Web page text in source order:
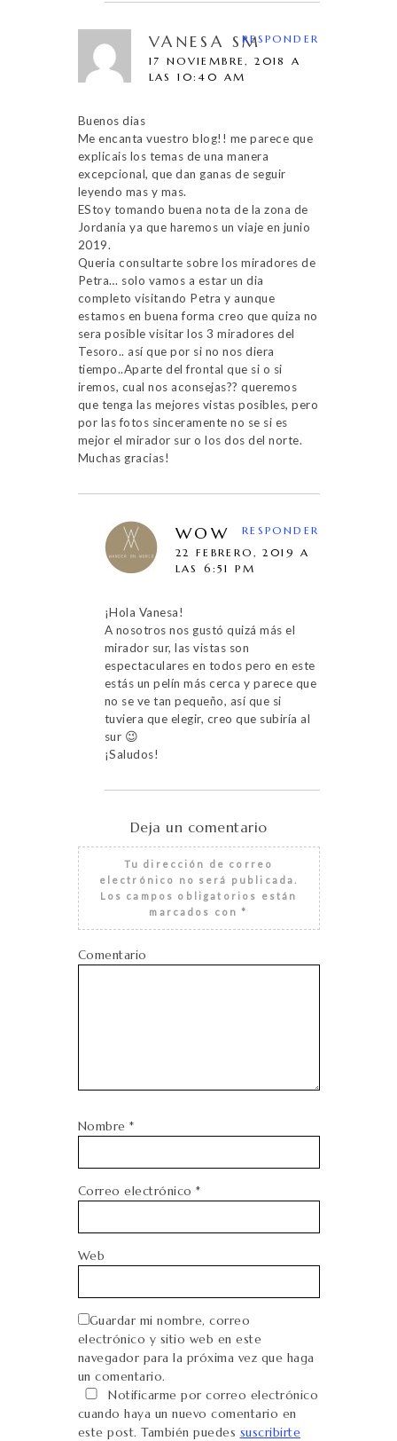
VANESA SM
17 NOVIEMBRE, 2018 A
LAS 10:40 AM
Buenos dias
Me encanta vuestro blog!! me parece que
explicais los temas de una manera
excepcional, que dan ganas de seguir
leyendo mas y mas.
EStoy tomando buena nota de la zona de
Jordania ya que haremos un viaje en junio
2019.
Queria consultarte sobre los miradores de
Petra… solo vamos a estar un dia
completo visitando Petra y aunque
estamos en buena forma creo que quiza no
sera posible visitar los 3 miradores del
Tesoro.. así que por si no nos diera
tiempo..Aparte del frontal que si o si
iremos, cual nos aconsejas?? queremos
que tenga las mejores vistas posibles, pero
por las fotos sinceramente no se si es
mejor el mirador sur o los dos del norte.
Muchas gracias!
RESPONDER
WOW
22 FEBRERO, 2019 A
LAS 6:51 PM
¡Hola Vanesa!
A nosotros nos gustó quizá más el
mirador sur, las vistas son
espectaculares en todos pero en este
estás un pelín más cerca y parece que
no se ve tan pequeño, así que si
tuviera que elegir, creo que subiría al
sur 😉
¡Saludos!
RESPONDER
Deja un comentario
Tu dirección de correo
electrónico no será publicada.
Los campos obligatorios están
marcados con *
Comentario
Nombre *
Correo electrónico *
Web
Guardar mi nombre, correo
electrónico y sitio web en este
navegador para la próxima vez que haga
un comentario.
Notificarme por correo electrónico
cuando haya un nuevo comentario en
este post. También puedes suscribirte